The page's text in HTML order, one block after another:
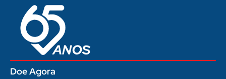
Doe Agora